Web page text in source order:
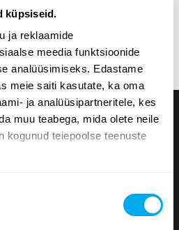
küpsiseid.
ja reklaamide
meedia funktsioonide
analüüsimiseks. Edastame
meie saiti kasutate, ka oma
ja analüüsipartneritele, kes
muu teabega, mida olete neile
kogunud teiepoolse teenuste
valikuga ja leidke oma
te ei leia õiget, võite alati
.